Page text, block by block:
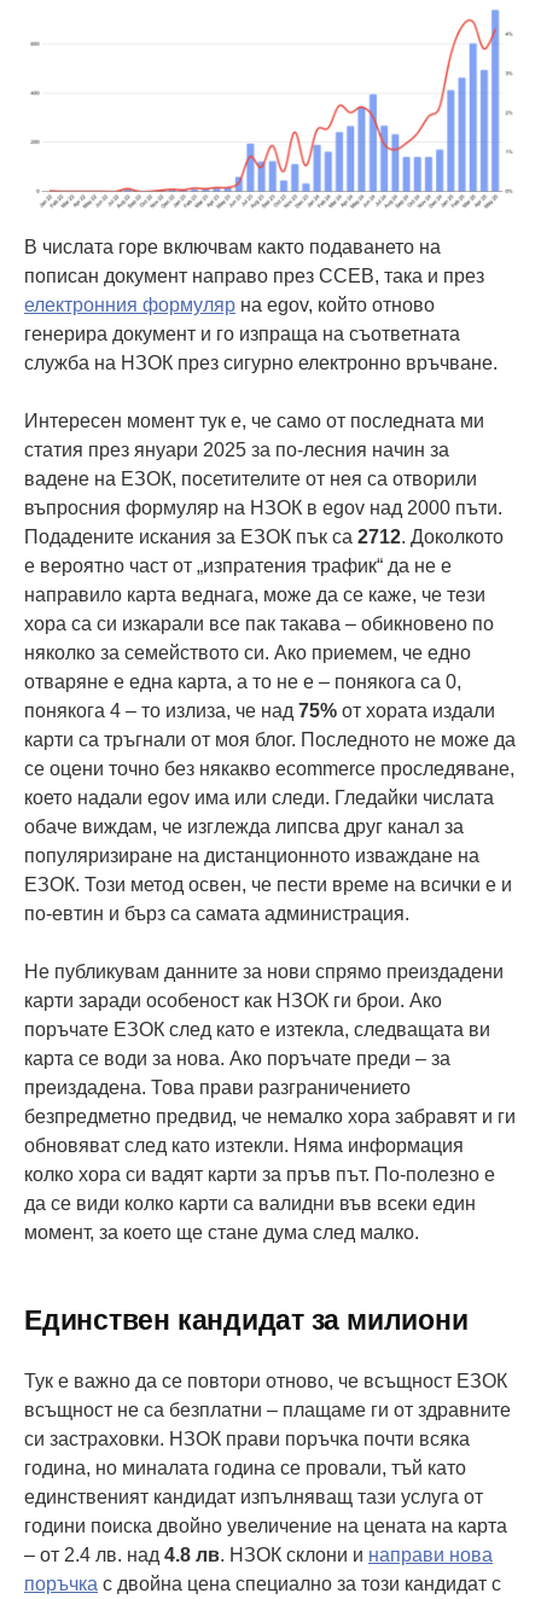
В числата горе включвам както подаването на
пописан документ направо през ССЕВ, така и през
електронния формуляр на egov, който отново
генерира документ и го изпраща на съответната
служба на НЗОК през сигурно електронно връчване.
Интересен момент тук е, че само от последната ми
статия през януари 2025 за по-лесния начин за
вадене на ЕЗОК, посетителите от нея са отворили
въпросния формуляр на НЗОК в egov над 2000 пъти.
Подадените искания за ЕЗОК пък са 2712. Доколкото
е вероятно част от „изпратения трафик“ да не е
направило карта веднага, може да се каже, че тези
хора са си изкарали все пак такава – обикновено по
няколко за семейството си. Ако приемем, че едно
отваряне е една карта, а то не е – понякога са 0,
понякога 4 – то излиза, че над 75% от хората издали
карти са тръгнали от моя блог. Последното не може да
се оцени точно без някакво ecommerce проследяване,
което надали egov има или следи. Гледайки числата
обаче виждам, че изглежда липсва друг канал за
популяризиране на дистанционното изваждане на
ЕЗОК. Този метод освен, че пести време на всички е и
по-евтин и бърз са самата администрация.
Не публикувам данните за нови спрямо преиздадени
карти заради особеност как НЗОК ги брои. Ако
поръчате ЕЗОК след като е изтекла, следващата ви
карта се води за нова. Ако поръчате преди – за
преиздадена. Това прави разграничението
безпредметно предвид, че немалко хора забравят и ги
обновяват след като изтекли. Няма информация
колко хора си вадят карти за пръв път. По-полезно е
да се види колко карти са валидни във всеки един
момент, за което ще стане дума след малко.
Единствен кандидат за милиони
Тук е важно да се повтори отново, че всъщност ЕЗОК
всъщност не са безплатни – плащаме ги от здравните
си застраховки. НЗОК прави поръчка почти всяка
година, но миналата година се провали, тъй като
единственият кандидат изпълняващ тази услуга от
години поиска двойно увеличение на цената на карта
– от 2.4 лв. над 4.8 лв. НЗОК склони и направи нова
поръчка с двойна цена специално за този кандидат с